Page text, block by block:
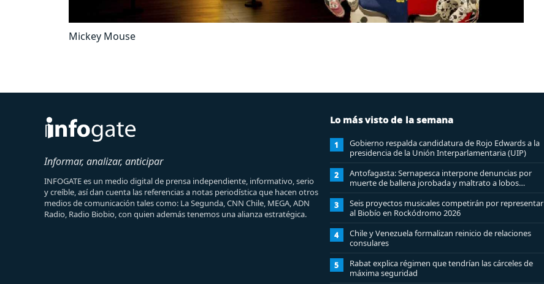
Mickey Mouse
Informar, analizar, anticipar
INFOGATE es un medio digital de prensa independiente, informativo, serio
y creíble, así dan cuenta las referencias a notas periodística que hacen otros
medios de comunicación tales como: La Segunda, CNN Chile, MEGA, ADN
Radio, Radio Biobio, con quien además tenemos una alianza estratégica.
Lo más visto de la semana
1
Gobierno respalda candidatura de Rojo Edwards a la
presidencia de la Unión Interparlamentaria (UIP)
2
Antofagasta: Sernapesca interpone denuncias por
muerte de ballena jorobada y maltrato a lobos
marinos
3
Seis proyectos musicales competirán por representar
al Biobío en Rockódromo 2026
4
Chile y Venezuela formalizan reinicio de relaciones
consulares
5
Rabat explica régimen que tendrían las cárceles de
máxima seguridad